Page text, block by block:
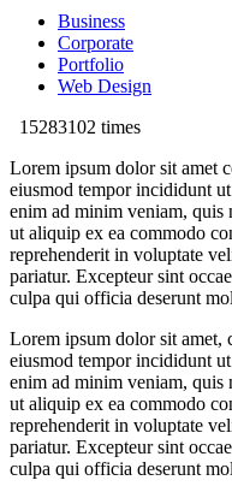
Business
Corporate
Portfolio
Web Design
15283102 times
Lorem ipsum dolor sit amet
eiusmod tempor incididunt
enim ad minim veniam, quis
ut aliquip ex ea commodo
reprehenderit in voluptate
pariatur. Excepteur sint
culpa qui officia deserunt
Lorem ipsum dolor sit amet,
eiusmod tempor incididunt
enim ad minim veniam, quis
ut aliquip ex ea commodo
reprehenderit in voluptate
pariatur. Excepteur sint
culpa qui officia deserunt